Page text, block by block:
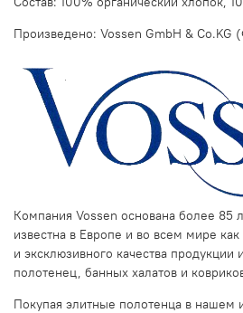
Произведено: Vossen GmbH & Co.KG
Компания Vossen основана более 85
известна в Европе и во всем мире
и эксклюзивного качества продукции
полотенец, банных халатов и
Покупая элитные полотенца в нашем